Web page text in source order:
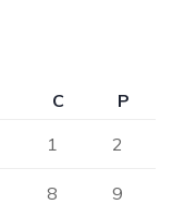
C
P
1
2
8 9